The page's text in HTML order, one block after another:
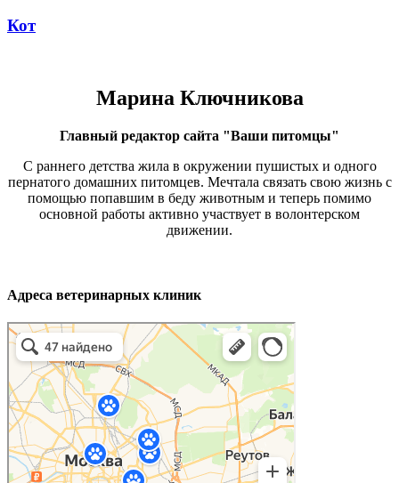
Кот
Марина Ключникова
Главный редактор сайта "Ваши питомцы"
С раннего детства жила в окружении пушистых и одного
пернатого домашних питомцев. Мечтала связать свою жизнь с
помощью попавшим в беду животным и теперь помимо
основной работы активно участвует в волонтерском
движении.
Адреса ветеринарных клиник